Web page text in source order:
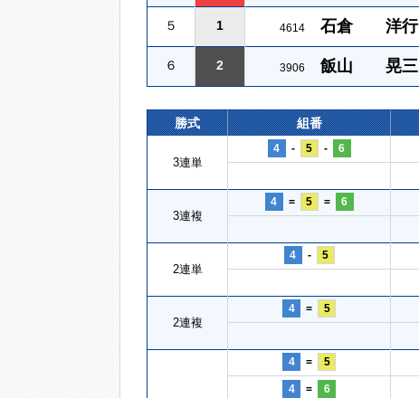
５ 1 4614 石倉 洋行
６ 2 3906 飯山 晃三
勝式 組番
3連単
4 - 5 - 6
3連複
4 = 5 = 6
2連単
4 - 5
2連複
4 = 5
4 = 5
4 = 6